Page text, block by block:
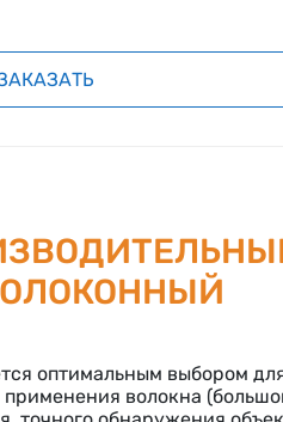
оптимальным выбором
волокна